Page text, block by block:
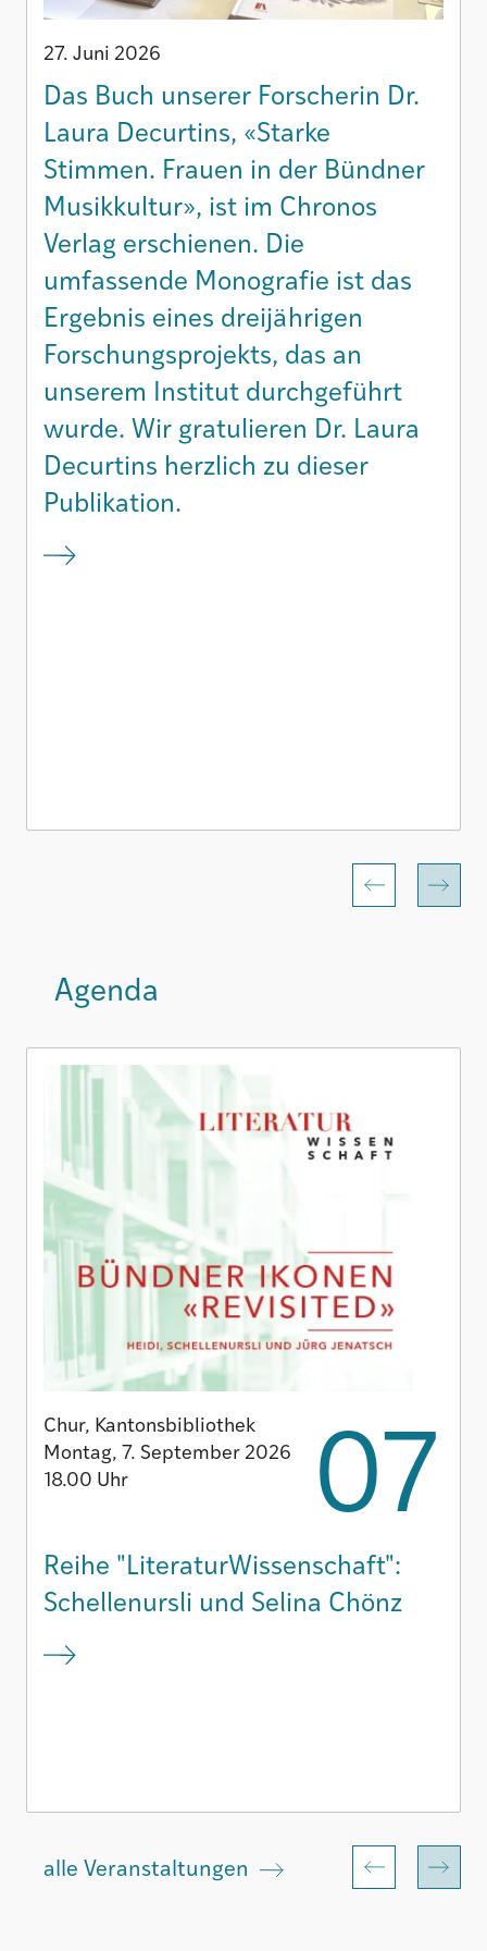
27. Juni 2026
Das Buch unserer Forscherin Dr.
Laura Decurtins, «Starke
Stimmen. Frauen in der Bündner
Musikkultur», ist im Chronos
Verlag erschienen. Die
umfassende Monografie ist das
Ergebnis eines dreijährigen
Forschungsprojekts, das an
unserem Institut durchgeführt
wurde. Wir gratulieren Dr. Laura
Decurtins herzlich zu dieser
Publikation.
Agenda
Chur, Kantonsbibliothek
Montag, 7. September 2026
18.00 Uhr
Reihe "LiteraturWissenschaft":
Schellenursli und Selina Chönz
alle Veranstaltungen